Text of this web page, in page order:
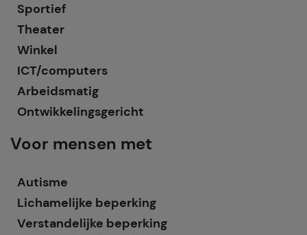
Sportief
Theater
Winkel
ICT/computers
Arbeidsmatig
Ontwikkelingsgericht
Voor mensen met
Autisme
Lichamelijke beperking
Verstandelijke beperking